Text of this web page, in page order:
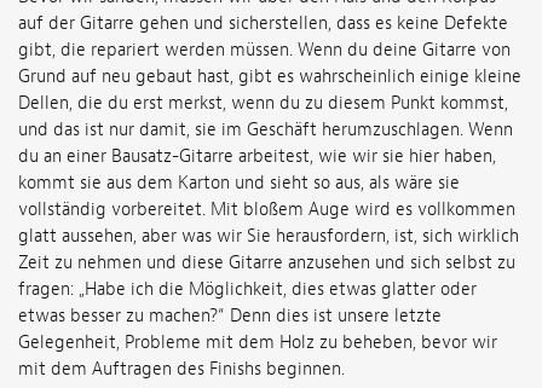
auf der Gitarre gehen und sicherstellen, dass es keine Defekte
gibt, die repariert werden müssen. Wenn du deine Gitarre von
Grund auf neu gebaut hast, gibt es wahrscheinlich einige kleine
Dellen, die du erst merkst, wenn du zu diesem Punkt kommst,
und das ist nur damit, sie im Geschäft herumzuschlagen. Wenn
du an einer Bausatz-Gitarre arbeitest, wie wir sie hier haben,
kommt sie aus dem Karton und sieht so aus, als wäre sie
vollständig vorbereitet. Mit bloßem Auge wird es vollkommen
glatt aussehen, aber was wir Sie herausfordern, ist, sich wirklich
Zeit zu nehmen und diese Gitarre anzusehen und sich selbst zu
fragen: „Habe ich die Möglichkeit, dies etwas glatter oder
etwas besser zu machen?“ Denn dies ist unsere letzte
Gelegenheit, Probleme mit dem Holz zu beheben, bevor wir
mit dem Auftragen des Finishs beginnen.